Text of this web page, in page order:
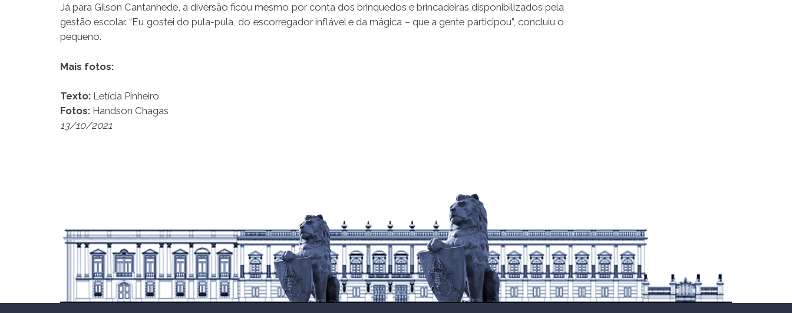
Já para Gilson Cantanhede, a diversão ficou mesmo por conta dos brinquedos e brincadeiras disponibilizados pela
gestão escolar. “Eu gostei do pula-pula, do escorregador inflável e da mágica – que a gente participou”, concluiu o
pequeno.
Mais fotos:
Texto: Letícia Pinheiro
Fotos: Handson Chagas
13/10/2021